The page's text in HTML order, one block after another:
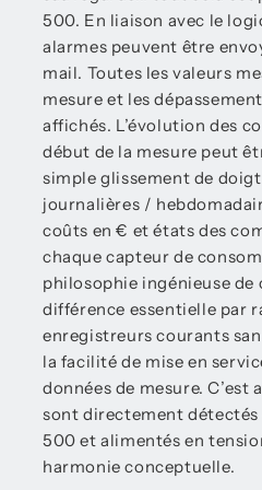
500. En liaison avec le
alarmes peuvent être
mail. Toutes les valeurs
mesure et les
affichés. L’évolution des
début de la mesure peut
simple glissement de
journalières /
coûts en € et états des
chaque capteur de
philosophie ingénieuse de
différence essentielle par
enregistreurs courants
la facilité de mise en
données de mesure. C’est
sont directement détectés
500 et alimentés en
harmonie conceptuelle.